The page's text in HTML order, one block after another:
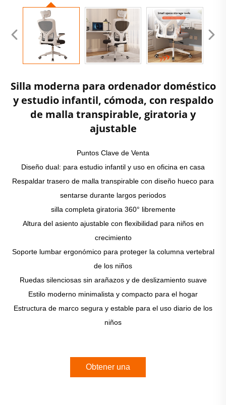
Silla moderna para ordenador doméstico
y estudio infantil, cómoda, con respaldo
de malla transpirable, giratoria y
ajustable
Puntos Clave de Venta
Diseño dual: para estudio infantil y uso en oficina en casa
Respaldar trasero de malla transpirable con diseño hueco para
sentarse durante largos periodos
silla completa giratoria 360° libremente
Altura del asiento ajustable con flexibilidad para niños en
crecimiento
Soporte lumbar ergonómico para proteger la columna vertebral
de los niños
Ruedas silenciosas sin arañazos y de deslizamiento suave
Estilo moderno minimalista y compacto para el hogar
Estructura de marco segura y estable para el uso diario de los
niños
Obtener una